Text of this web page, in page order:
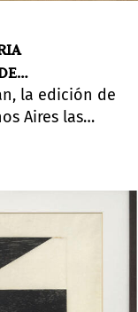
la edición de
Aires las